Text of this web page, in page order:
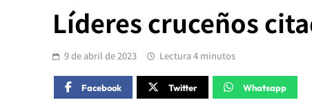
Líderes cruceños
9 de abril de 2023 Lectura 4 minutos
Facebook Twitter Whatsapp